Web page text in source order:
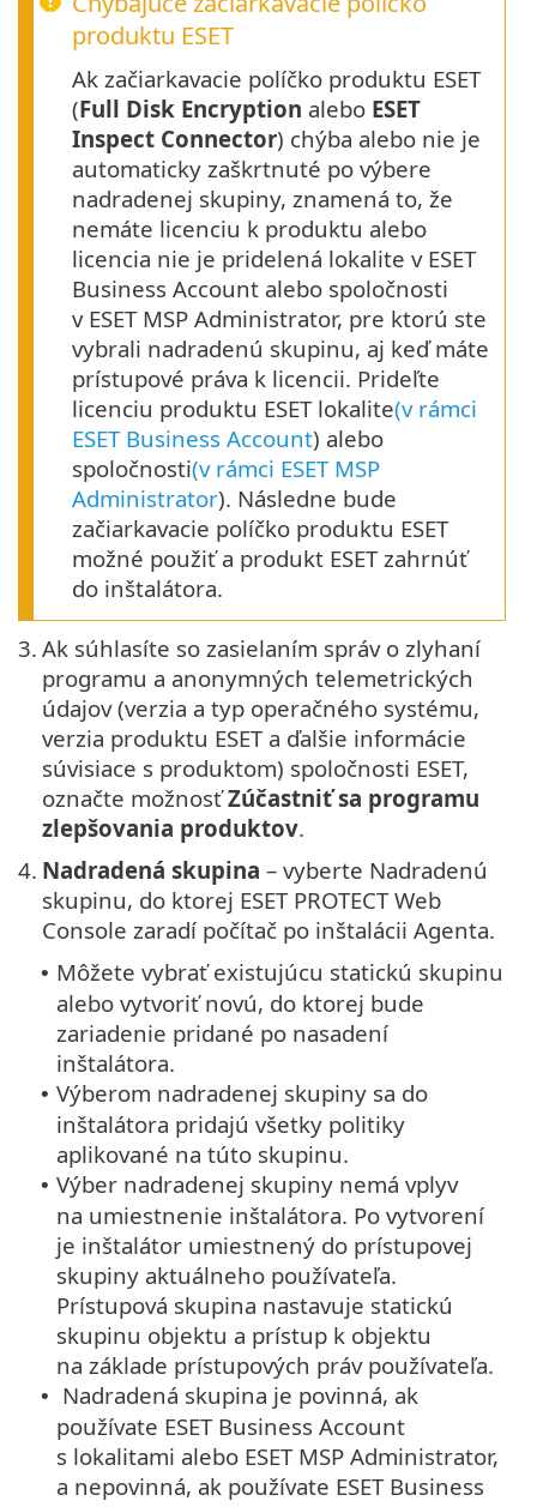
produktu ESET
Ak začiarkavacie políčko produktu ESET
(Full Disk Encryption alebo ESET
Inspect Connector) chýba alebo nie je
automaticky zaškrtnuté po výbere
nadradenej skupiny, znamená to, že
nemáte licenciu k produktu alebo
licencia nie je pridelená lokalite v ESET
Business Account alebo spoločnosti
v ESET MSP Administrator, pre ktorú ste
vybrali nadradenú skupinu, aj keď máte
prístupové práva k licencii. Prideľte
licenciu produktu ESET lokalite(v rámci
ESET Business Account) alebo
spoločnosti(v rámci ESET MSP
Administrator). Následne bude
začiarkavacie políčko produktu ESET
možné použiť a produkt ESET zahrnúť
do inštalátora.
3. Ak súhlasíte so zasielaním správ o zlyhaní
programu a anonymných telemetrických
údajov (verzia a typ operačného systému,
verzia produktu ESET a ďalšie informácie
súvisiace s produktom) spoločnosti ESET,
označte možnosťZúčastniť sa programu
zlepšovania produktov.
4. Nadradená skupina – vyberte Nadradenú
skupinu, do ktorej ESET PROTECT Web
Console zaradí počítač po inštalácii Agenta.
• Môžete vybrať existujúcu statickú skupinu
alebo vytvoriť novú, do ktorej bude
zariadenie pridané po nasadení
inštalátora.
• Výberom nadradenej skupiny sa do
inštalátora pridajú všetky politiky
aplikované na túto skupinu.
• Výber nadradenej skupiny nemá vplyv
na umiestnenie inštalátora. Po vytvorení
je inštalátor umiestnený do prístupovej
skupiny aktuálneho používateľa.
Prístupová skupina nastavuje statickú
skupinu objektu a prístup k objektu
na základe prístupových práv používateľa.
•
Nadradená skupina je povinná, ak
používate ESET Business Account
s lokalitami alebo ESET MSP Administrator,
a nepovinná, ak používate ESET Business